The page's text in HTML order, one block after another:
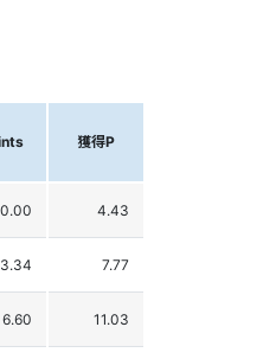
獲得P
0.00 4.43
3.34 7.77
6.60 11.03